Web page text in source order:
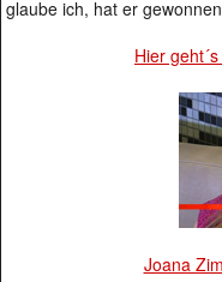
glaube ich, hat er
Hier
Joana